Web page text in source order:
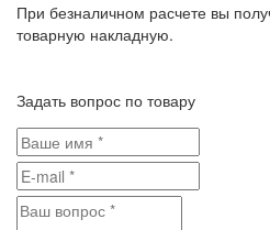
При безналичном расчете вы
товарную накладную.
Задать вопрос по товару